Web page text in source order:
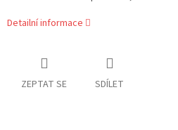
Detailní informace
ZEPTAT SE SDÍLET